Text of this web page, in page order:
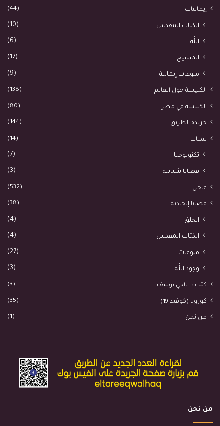
إيمانيات (44)
الكتاب المقدس (10)
الله (6)
المسيح (17)
منوعات إيمانية (9)
الكنيسة حول العالم (138)
الكنيسة في مصر (80)
جريدة الطريق (144)
شباب (14)
تكنولوجيا (7)
قضايا شبابية (3)
عاجل (532)
قضايا إلحادية (38)
الخلق (4)
الكتاب المقدس (4)
منوعات (27)
وجود الله (3)
كتب د. ناجي يوسف (3)
كورونا (كوفيد 19) (35)
من نحن (1)
من نحن